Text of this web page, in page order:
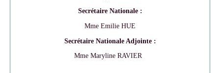
Secrétaire Nationale :
Mme Emilie HUE
Secrétaire Nationale Adjointe :
Mme Maryline RAVIER